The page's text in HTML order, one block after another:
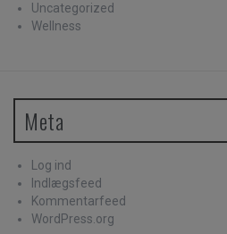
Uncategorized
Wellness
Meta
Log ind
Indlægsfeed
Kommentarfeed
WordPress.org